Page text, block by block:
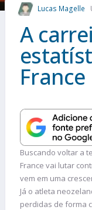
MAIS
Lucas Magelle
A
France
Buscando voltar a
France vai lutar
vem em uma
Já o atleta
perdidas de forma